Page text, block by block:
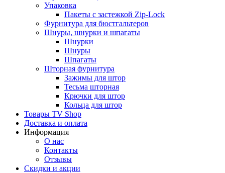
Упаковка
Пакеты с застежкой Zip-Lock
Фурнитура для бюстгальтеров
Шнуры, шнурки и шпагаты
Шнурки
Шнуры
Шпагаты
Шторная фурнитура
Зажимы для штор
Тесьма шторная
Крючки для штор
Кольца для штор
Товары TV Shop
Доставка и оплата
Информация
О нас
Контакты
Отзывы
Скидки и акции